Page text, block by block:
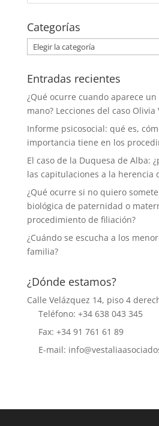
Categorías
Categorías
Entradas recientes
¿Qué ocurre cuando aparece
mano? Lecciones del caso Olivia
Informe psicosocial: qué es,
importancia tiene en los
El caso de la Duquesa de Alba:
las capitulaciones a la herencia
¿Qué ocurre si no quiero
biológica de paternidad o
procedimiento de filiación?
¿Cuándo se escucha a los
familia?
¿Dónde estamos?
Calle Velázquez 14, piso 4
Teléfono: +34 638 043 345
Fax: +34 91 761 61 89
E-mail: